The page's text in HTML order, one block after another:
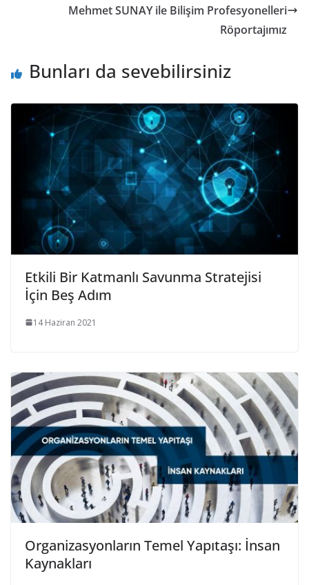
Mehmet SUNAY ile Bilişim Profesyonelleri
Röportajımız
Bunları da sevebilirsiniz
Etkili Bir Katmanlı Savunma Stratejisi
İçin Beş Adım
14 Haziran 2021
Organizasyonların Temel Yapıtaşı: İnsan
Kaynakları